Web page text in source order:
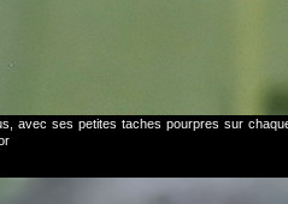
avec ses petites taches pourpres sur